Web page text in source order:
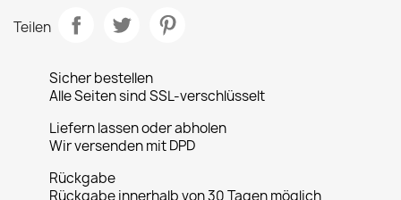
Teilen
Sicher bestellen
Alle Seiten sind SSL-verschlüsselt
Liefern lassen oder abholen
Wir versenden mit DPD
Rückgabe
Rückgabe innerhalb von 30 Tagen möglich